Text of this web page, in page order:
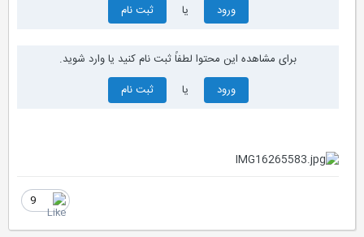
ورود
ثبت نام
برای مشاهده این محتوا لطفاً ثبت نام کنید یا وارد شوید.
ورود
ثبت نام